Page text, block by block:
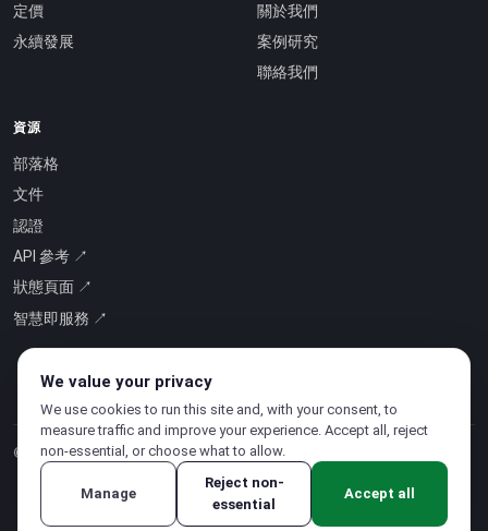
定價
永續發展
關於我們
案例研究
聯絡我們
資源
部落格
文件
認證
API 參考 ↗
狀態頁面 ↗
智慧即服務 ↗
© 2026 CloudSigma Holding AG.版權所有.
隱私權政策·服務條款
We value your privacy
We use cookies to run this site and, with your consent, to
measure traffic and improve your experience. Accept all, reject
non-essential, or choose what to allow.
Manage
Reject non-
essential
Accept all